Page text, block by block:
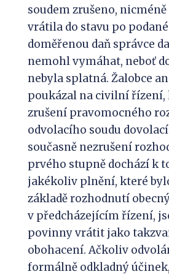
soudem zrušeno, nicméně
vrátila do stavu po
doměřenou daň správce
nemohl vymáhat, neboť
nebyla splatná. Žalobce
poukázal na civilní řízení,
zrušení pravomocného
odvolacího soudu
současně nezrušení
prvého stupně dochází k
jakékoliv plnění, které
základě rozhodnutí
v předcházejícím řízení,
povinny vrátit jako
obohacení. Ačkoliv
formálně odkladný